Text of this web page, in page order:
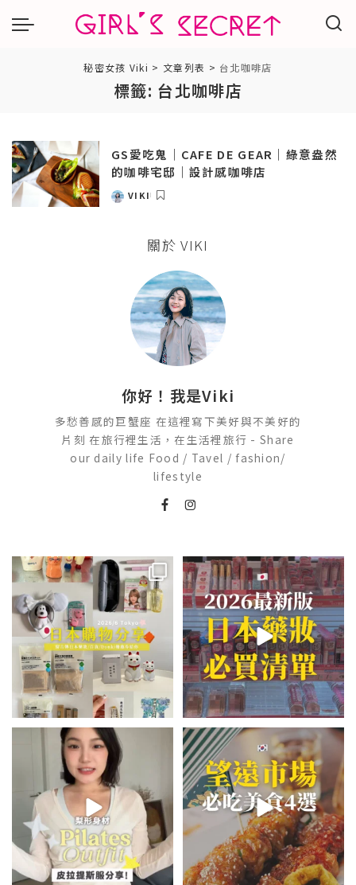
秘密女孩 Viki > 文章列表 > 台北咖啡店
標籤: 台北咖啡店
GS愛吃鬼｜CAFE DE GEAR｜綠意盎然
的咖啡宅邸｜設計感咖啡店
POSTED
VIKI
關於 VIKI
你好！我是Viki
多愁善感的巨蟹座 在這裡寫下美好與不美好的
片刻 在旅行裡生活，在生活裡旅行 - Share
our daily life Food / Tavel / fashion/
lifestyle
💭留言「免費」傳日本藥妝店/百
貨/機場/Donki/折價券給你...
201 36
2026🇯🇵日本藥妝店必買什麼
日本最近紅什麼？...
120 20
💭留言「美背」傳🔗給你！
🏷️#吉推韓國 🇰🇷
...
48 20
\🇰🇷韓國望遠市場4家必吃美食
😋/
💭留言「望遠市場」傳地址給你
342 59